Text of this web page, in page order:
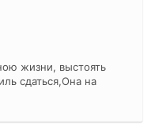
жизни, выстоять
сдаться,Она на